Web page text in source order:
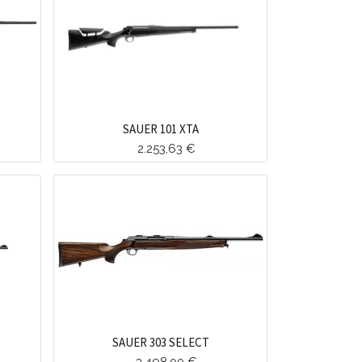
SAUER 101 XTA
2.253,63 €
SAUER 303 SELECT